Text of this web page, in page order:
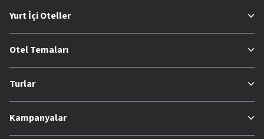
Yurt İçi Oteller
Otel Temaları
Turlar
Kampanyalar